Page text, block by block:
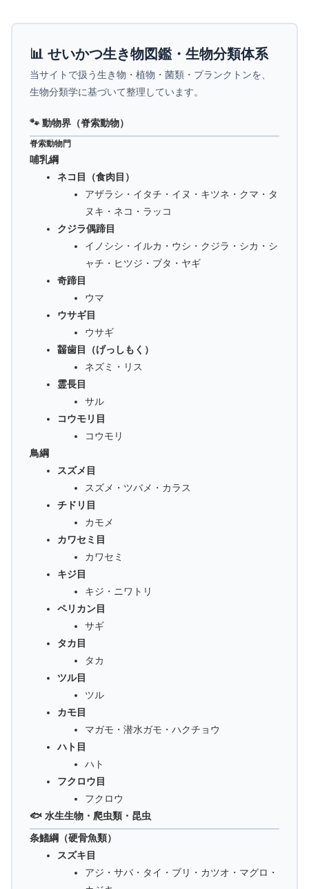
📊 せいかつ生き物図鑑・生物分類体系
当サイトで扱う生き物・植物・菌類・プランクトンを、
生物分類学に基づいて整理しています。
🐾 動物界（脊索動物）
脊索動物門
哺乳綱
ネコ目（食肉目）
アザラシ・イタチ・イヌ・キツネ・クマ・タ
ヌキ・ネコ・ラッコ
クジラ偶蹄目
イノシシ・イルカ・ウシ・クジラ・シカ・シ
ャチ・ヒツジ・ブタ・ヤギ
奇蹄目
ウマ
ウサギ目
ウサギ
齧歯目（げっしもく）
ネズミ・リス
霊長目
サル
コウモリ目
コウモリ
鳥綱
スズメ目
スズメ・ツバメ・カラス
チドリ目
カモメ
カワセミ目
カワセミ
キジ目
キジ・ニワトリ
ペリカン目
サギ
タカ目
タカ
ツル目
ツル
カモ目
マガモ・潜水ガモ・ハクチョウ
ハト目
ハト
フクロウ目
フクロウ
🐟 水生生物・爬虫類・昆虫
条鰭綱（硬骨魚類）
スズキ目
アジ・サバ・タイ・ブリ・カツオ・マグロ・